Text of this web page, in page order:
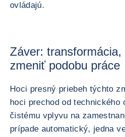
ovládajú.
Záver:
zmeniť podobu práce
Hoci presný priebeh týchto
hoci prechod od technického
čistému vplyvu na
prípade automatický, jedna